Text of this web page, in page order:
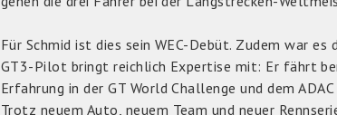
Für Schmid ist dies sein WEC-Debüt. Zudem war
GT3-Pilot bringt reichlich Expertise mit: Er fährt
Erfahrung in der GT World Challenge und dem
Trotz neuem Auto, neuem Team und neuer